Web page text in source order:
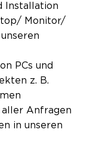
Installation
Monitor/
PCs und
z. B.
aller Anfragen
in unseren